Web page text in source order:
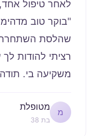
"בוקר טוב
שהלסת
רציתי להודות
משקיעה בי.
מ
מטופלת
בת 38